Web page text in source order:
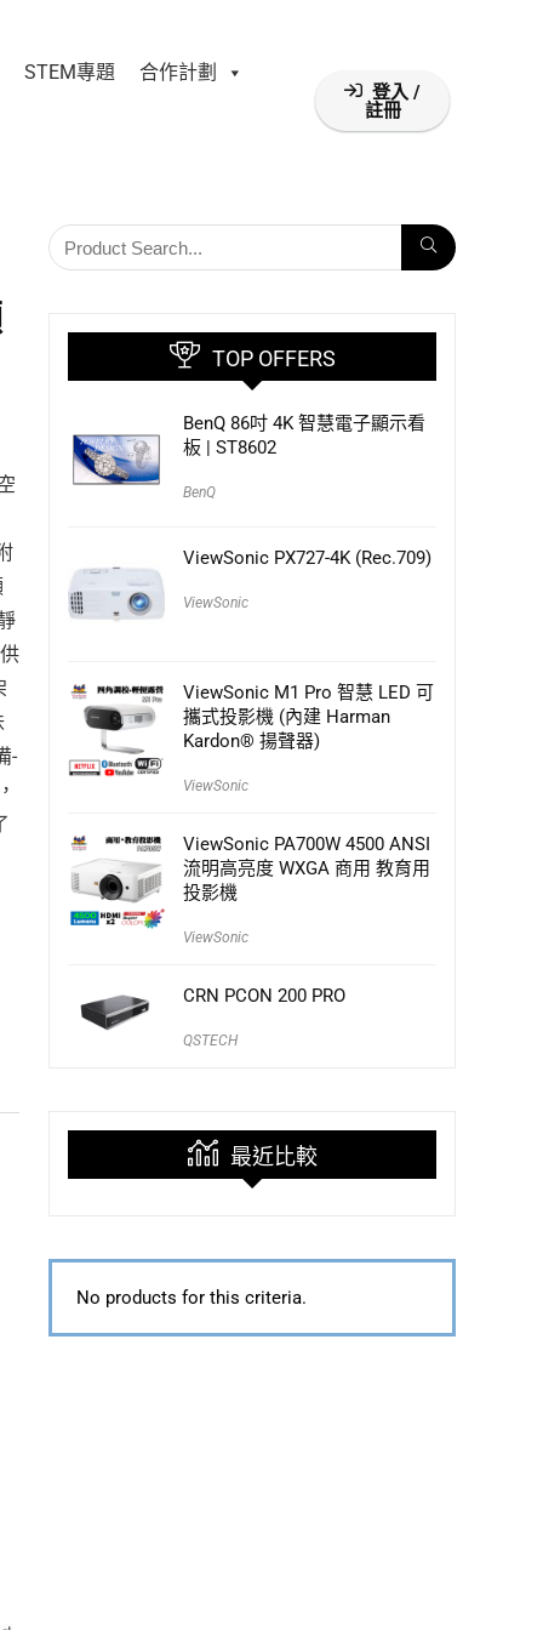
STEM專題 合作計劃
登入 /
註冊
-
TOP OFFERS
BenQ 86吋 4K 智慧電子顯示看
板 | ST8602
BenQ
ViewSonic PX727-4K (Rec.709)
ViewSonic
ViewSonic M1 Pro 智慧 LED 可
攜式投影機 (內建 Harman
Kardon® 揚聲器)
ViewSonic
ViewSonic PA700W 4500 ANSI
流明高亮度 WXGA 商用 教育用
投影機
ViewSonic
CRN PCON 200 PRO
QSTECH
最近比較
No products for this criteria.